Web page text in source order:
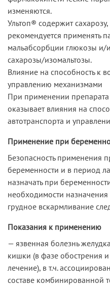
изменяются.
Ультоп® содержит
рекомендуется применять
мальабсорбции глюкозы и/
сахарозы/изомальтозы.
Влияние на способность к
управлению механизмами
При применении
оказывает влияния на
автотранспорта и
Применение при
Безопасность применения
беременности и в период
назначать при
необходимости
грудное вскармливание
Показания к применению
— язвенная болезнь
кишки (в фазе обострения
лечение), в т.ч.
составе комбинированной